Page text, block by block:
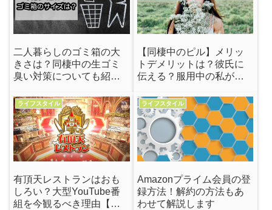
二人暮らしのゴミ箱の大
きさは？同棲中の生ゴミ
臭い対策についても紹
【同棲中のピル】メリッ
トデメリットは？彼氏に
伝える？服用中の私が解
ライフスタイル
有頂天レストランはおも
しろい？大型YouTube番
組を今観るべき理由【宮
ライフスタイル
Amazonプライム会員の登
録方法！解約の方法もあ
わせて解説します